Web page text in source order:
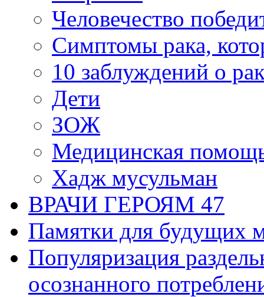
Человечество
Симптомы рака,
10 заблуждений о
Дети
ЗОЖ
Медицинская
Хадж мусульман
ВРАЧИ ГЕРОЯМ 47
Памятки для будущих
Популяризация
осознанного